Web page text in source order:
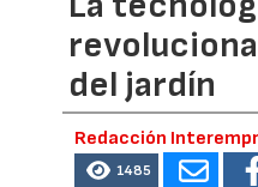
del jardín
Redacción
1485